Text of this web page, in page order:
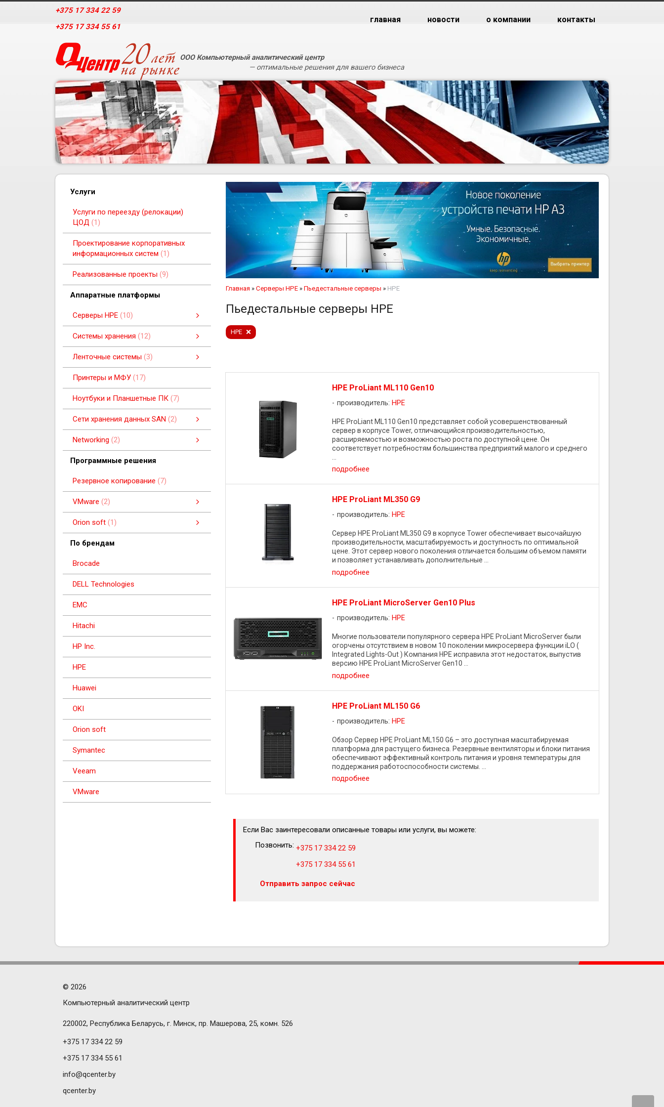
+375 17 334 22 59
+375 17 334 55 61
главная новости о компании контакты
ООО Компьютерный аналитический центр
— оптимальные решения для вашего бизнеса
Услуги
Услуги по переезду (релокации)
ЦОД
1
Проектирование корпоративных
информационных систем
1
Реализованные проекты 9
Aппаратные платформы
Серверы HPE 10
Системы хранения 12
Ленточные системы 3
Принтеры и МФУ 17
Ноутбуки и Планшетные ПК 7
Cети хранения данных SAN 2
Networking 2
Программные решения
Резервное копирование 7
VMware 2
Orion soft 1
По брендам
Brocade
DELL Technologies
EMC
Hitachi
HP Inc.
HPE
Huawei
OKI
Orion soft
Symantec
Veeam
VMware
Главная » Серверы HPE » Пьедестальные серверы » HPE
Пьедестальные серверы HPE
HPE
HPE ProLiant ML110 Gen10
производитель: HPE
HPE ProLiant ML110 Gen10 представляет собой усовершенствованный
сервер в корпусе Tower, отличающийся производительностью,
расширяемостью и возможностью роста по доступной цене. Он
соответствует потребностям большинства предприятий малого и среднего
подробнее
HPE ProLiant ML350 G9
производитель: HPE
Сервер HPE ProLiant ML350 G9 в корпусе Tower обеспечивает высочайшую
производительности, масштабируемость и доступность по оптимальной
цене. Этот сервер нового поколения отличается большим объемом памяти
и позволяет устанавливать дополнительные ...
подробнее
HPE ProLiant MicroServer Gen10 Plus
производитель: HPE
Многие пользователи популярного сервера HPE ProLiant MicroServer были
огорчены отсутствием в новом 10 поколении микросервера функции iLO (
Integrated Lights-Out ) Компания HPE исправила этот недостаток, выпустив
версию HPE ProLiant MicroServer Gen10 ...
подробнее
HPE ProLiant ML150 G6
производитель: HPE
Обзор Сервер HPE ProLiant ML150 G6 – это доступная масштабируемая
платформа для растущего бизнеса. Резервные вентиляторы и блоки питания
обеспечивают эффективный контроль питания и уровня температуры для
поддержания работоспособности системы. ...
подробнее
Если Вас заинтересовали описанные товары или услуги, вы можете:
Позвонить: +375 17 334 22 59
+375 17 334 55 61
Отправить запрос сейчас
© 2026
Компьютерный аналитический центр
220002, Республика Беларусь, г. Минск, пр. Машерова, 25, комн. 526
+375 17 334 22 59
+375 17 334 55 61
info@qcenter.by
qcenter.by